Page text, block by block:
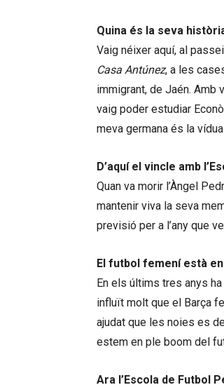
Quina és la seva
Vaig néixer aquí, al
Casa Antúnez, a les
immigrant, de Jaén. Amb
vaig poder estudiar
meva germana és la
D’aquí el vincle amb
Quan va morir l’Àngel
mantenir viva la seva
previsió per a l’any que
El futbol femení està
En els últims tres anys
influït molt que el Barça
ajudat que les noies es
estem en ple boom del
Ara l’Escola de Futbol